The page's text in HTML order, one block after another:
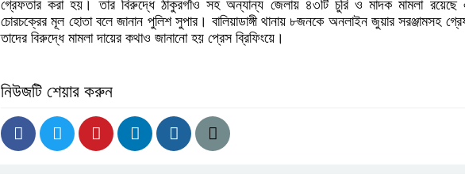
গ্রেফতার করা হয়। তার বিরুদ্ধে ঠাকুরগাঁও সহ অন্যান্য জেলায় ৪৩টি চুরি ও মাদক মামলা রয়েছে
চোরচক্রের মূল হোতা বলে জানান পুলিশ সুপার। বালিয়াডাঙ্গী থানায় ৮জনকে অনলাইন জুয়ার সরঞ্জামসহ
তাদের বিরুদ্ধে মামলা দায়ের কথাও জানানো হয় প্রেস ব্রিফিংয়ে।
নিউজটি শেয়ার করুন